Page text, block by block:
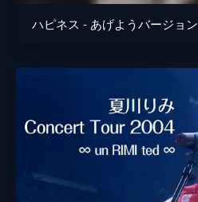
ハピネス - あげようバージョン